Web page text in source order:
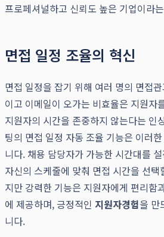
프로페셔널하고 신뢰도 높은 기업이라
면접 일정 조율의 혁신
면접 일정을 잡기 위해 여러 명의 면접
이고 이메일이 오가는 비효율은 지원자
지원자의 시간을 존중하지 않는다는 인
팅의 면접 일정 자동 조율 기능은 이러
니다. 채용 담당자가 가능한 시간대를
자신의 스케줄에 맞춰 면접 시간을 선
지만 강력한 기능은 지원자에게 편리함
에 제공하며, 긍정적인 지원자경험을 만
니다.